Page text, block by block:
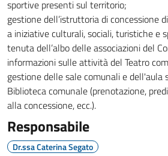
sportive presenti sul territorio;
gestione dell’istruttoria di concessione
a iniziative culturali, sociali, turistiche e
tenuta dell’albo delle associazioni del
informazioni sulle attività del Teatro
gestione delle sale comunali e dell'aula
Biblioteca comunale (prenotazione,
alla concessione, ecc.).
Responsabile
Dr.ssa Caterina Segato